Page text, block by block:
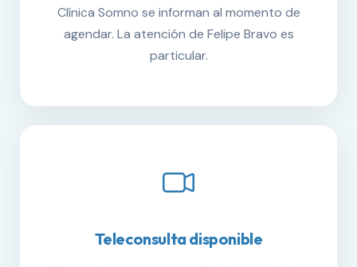
Clínica Somno se informan al momento de
agendar. La atención de Felipe Bravo es
particular.
Teleconsulta disponible